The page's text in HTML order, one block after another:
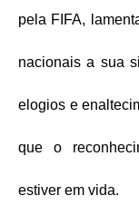
pela FIFA,
nacionais a sua
elogios e
que o
estiver em vida.